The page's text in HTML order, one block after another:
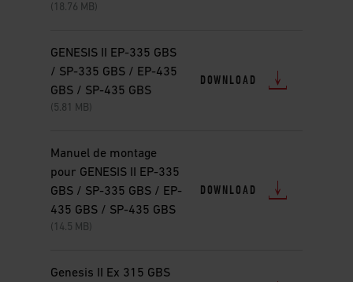
(18.76 MB)
GENESIS II EP-335 GBS
/ SP-335 GBS / EP-435
GBS / SP-435 GBS
(5.81 MB)
DOWNLOAD
Manuel de montage
pour GENESIS II EP-335
GBS / SP-335 GBS / EP-
435 GBS / SP-435 GBS
(14.5 MB)
DOWNLOAD
Genesis II Ex 315 GBS